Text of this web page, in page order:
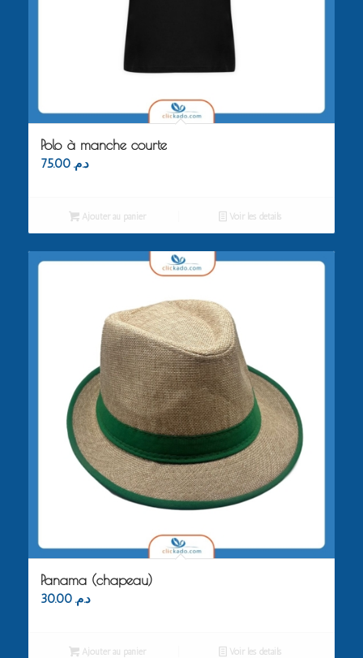
Polo à manche courte
د.م. 75.00
Ajouter au panier Voir les détails
Panama (chapeau)
د.م. 30.00
Ajouter au panier Voir les détails